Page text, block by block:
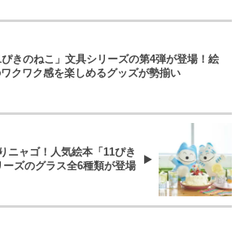
ぴきのねこ」文具シリーズの第4弾が登場！絵
クワク感を楽しめるグッズが勢揃い
ニャゴ！人気絵本「11ぴき
ーズのグラス全6種類が登場